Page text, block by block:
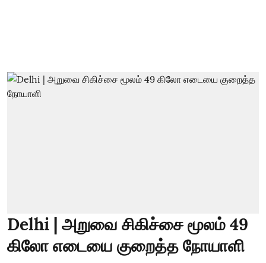
Delhi | அறுவை சிகிச்சை மூலம் 49
கிலோ எடையை குறைத்த நோயாளி